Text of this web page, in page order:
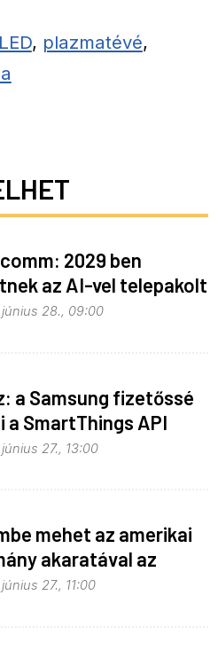
, plazmatévé,
2029 ben
az AI-vel telepakolt
telefonok
28., 09:00
a Samsung fizetőssé
a SmartThings API
27., 13:00
mehet az amerikai
akaratával az
27., 11:00